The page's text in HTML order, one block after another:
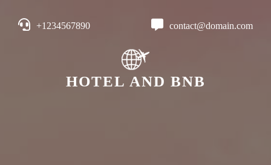
+1234567890 contact@domain.com
HOTEL AND BNB